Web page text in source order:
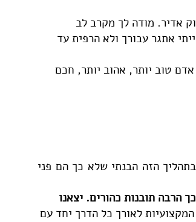
אדיר. מודה לך מקרב לב
אתגר עבורך ולא הרפית עד
טוב יותר, אהוב יותר, חכם
הזה הבנתי שלא כך הם פני
הרבה תובנות כהורים. יצאנו
לאורך כל הדרך יחד עם